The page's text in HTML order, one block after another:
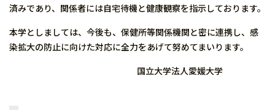
済みであり、関係者には自宅待機と健康観察を指示しております。
本学としましては、今後も、保健所等関係機関と密に連携し、感
染拡大の防止に向けた対応に全力をあげて努めてまいります。
国立大学法人愛媛大学